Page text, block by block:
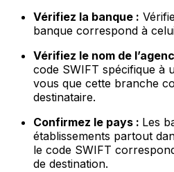
Vérifiez la banque :
banque correspond à
Vérifiez le nom de
code SWIFT spécifique à
vous que cette branche
destinataire.
Confirmez le pays : Les
établissements partout
le code SWIFT
de destination.